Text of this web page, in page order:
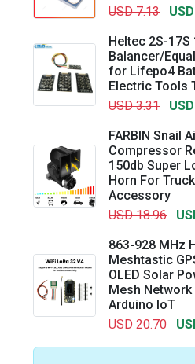
USD 7.13
Heltec 2S-17S
Balancer/
for Lifepo4
Electric Tools
USD 3.31
FARBIN Snail
Compressor
150db Super
Horn For
Accessory
USD 18.96
863-928 MHz
Meshtastic
OLED Solar
Mesh
Arduino IoT
USD 20.70